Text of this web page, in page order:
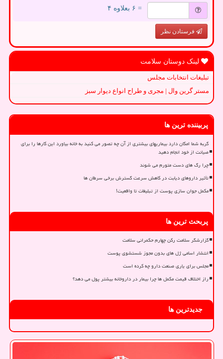
= ۶ بعلاوه ۴
فرستادن نظر
لینک دوستان سلامت
تبلیغات انتخابات مجلس
مستر گرین وال | مجری و طراح انواع دیوار سبز
پربیننده ترین ها
گربه شما امکان دارد بیماریهای بیشتری از آن چه تصور می کنید به خانه بیاورد این کارها را برای
صیانت از خود انجام دهید
چرا رگ های دست متورم می شوند
تأثیر داروهای دیابت در کاهش سرعت گسترش برخی سرطان ها
مکمل جوان سازی پوست از تبلیغات تا واقعیت!
پربحث ترین ها
گزارشگر سلامت رکن چهارم حکمرانی سلامت
انتشار اسامی ژل های بدون مجوز شستشوی پوست
مجلس برای یاری صنعت دارو چه کرده است
راز اختلاف قیمت مکمل ها چرا بیمار در داروخانه بیشتر پول می دهد؟
جدیدترین ها